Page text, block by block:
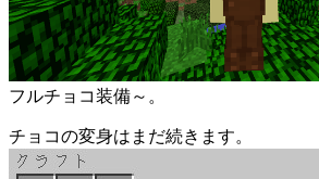
フルチョコ装備～。
チョコの変身はまだ続きます。